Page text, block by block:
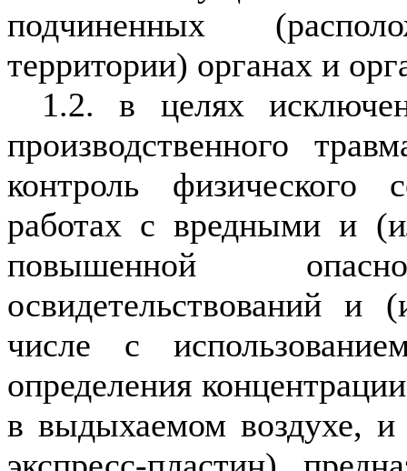
подчиненных
территории) органах и
1.2. в целях
производственного
контроль физического
работах с вредными и
повышенной
освидетельствований
числе с
определения
в выдыхаемом воздухе, и